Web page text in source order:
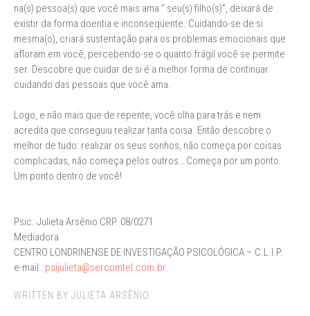
na(s) pessoa(s) que você mais ama “ seu(s) filho(s)”, deixará de
existir da forma doentia e inconseqüente. Cuidando-se de si
mesma(o), criará sustentação para os problemas emocionais que
afloram em você, percebendo-se o quanto frágil você se permite
ser. Descobre que cuidar de si é a melhor forma de continuar
cuidando das pessoas que você ama.
Logo, e não mais que de repente, você olha para trás e nem
acredita que conseguiu realizar tanta coisa. Então descobre o
melhor de tudo: realizar os seus sonhos, não começa por coisas
complicadas, não começa pelos outros… Começa por um ponto.
Um ponto dentro de você!
Psic. Julieta Arsênio CRP. 08/0271
Mediadora
CENTRO LONDRINENSE DE INVESTIGAÇÃO PSICOLÓGICA – C.L.I.P.
e-mail : psijulieta@sercomtel.com.br.
WRITTEN BY JULIETA ARSÊNIO.